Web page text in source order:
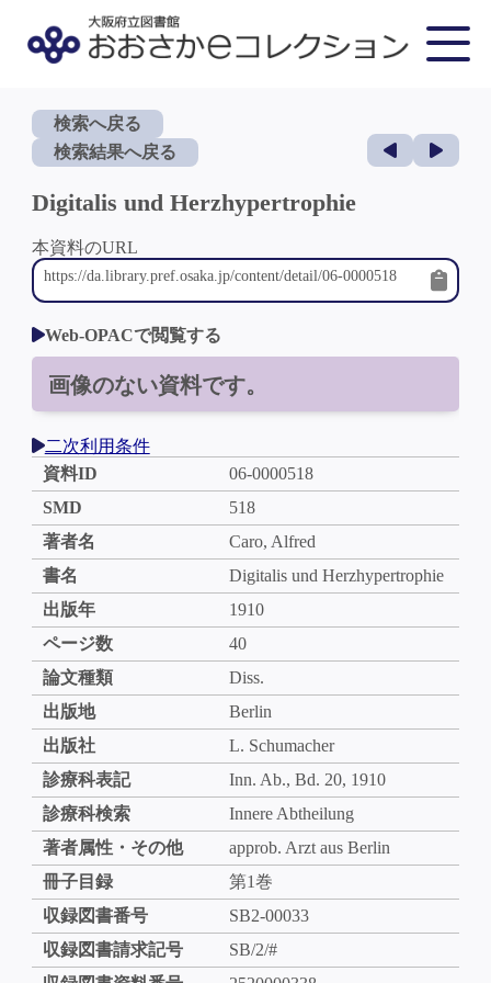
検索へ戻る
検索結果へ戻る
Digitalis und Herzhypertrophie
本資料のURL
Web-OPACで閲覧する
画像のない資料です。
二次利用条件
資料ID
06-0000518
SMD
518
著者名
Caro, Alfred
書名
Digitalis und Herzhypertrophie
出版年
1910
ページ数
40
論文種類
Diss.
出版地
Berlin
出版社
L. Schumacher
診療科表記
Inn. Ab., Bd. 20, 1910
診療科検索
Innere Abtheilung
著者属性・その他
approb. Arzt aus Berlin
冊子目録
第1巻
収録図書番号
SB2-00033
収録図書請求記号
SB/2/#